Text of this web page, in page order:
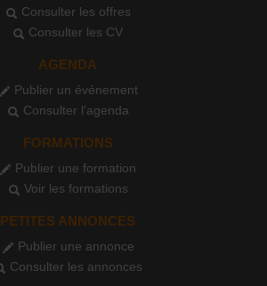
Consulter les offres
Consulter les CV
AGENDA
Publier un événement
Consulter l'agenda
FORMATIONS
Publier une formation
Voir les formations
PETITES ANNONCES
Publier une annonce
Consulter les annonces